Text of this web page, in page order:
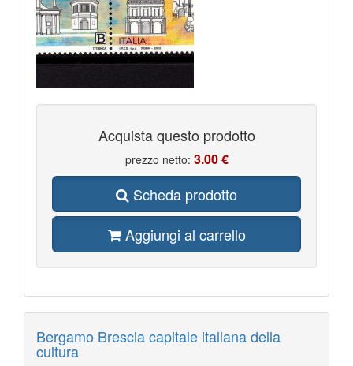
Acquista questo prodotto
prezzo netto: 3.00 €
Scheda prodotto
Aggiungi al carrello
Bergamo Brescia capitale italiana della
cultura